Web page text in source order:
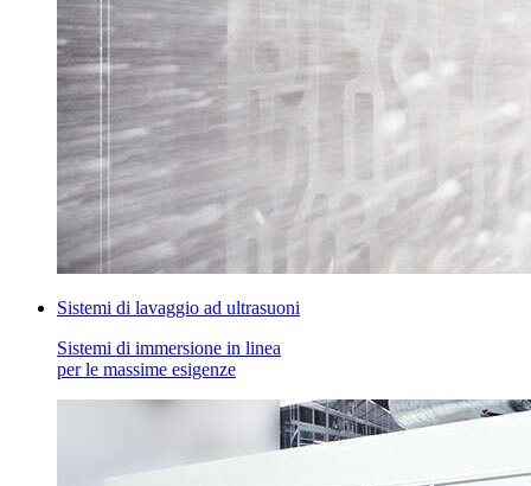
Sistemi di lavaggio ad ultrasuoni
Sistemi di immersione in linea
per le massime esigenze